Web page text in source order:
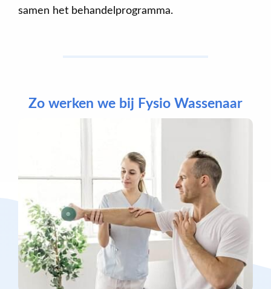
samen het behandelprogramma.
Zo werken we bij Fysio Wassenaar